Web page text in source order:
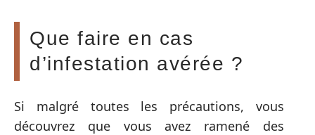
Que faire en cas
d’infestation avérée ?
Si malgré toutes les précautions, vous
découvrez que vous avez ramené des